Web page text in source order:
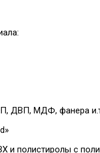
ДВП, МДФ, фанера
и полистиролы с